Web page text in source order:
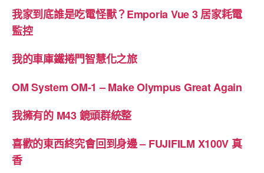
居
控”
我家到底誰是吃電怪獸？Emporia Vue 3 居家耗電
監控
我的車庫鐵捲門智慧化之旅
OM System OM-1 – Make Olympus Great Again
我擁有的 M43 鏡頭群統整
喜歡的東西終究會回到身邊 – FUJIFILM X100V 真
香